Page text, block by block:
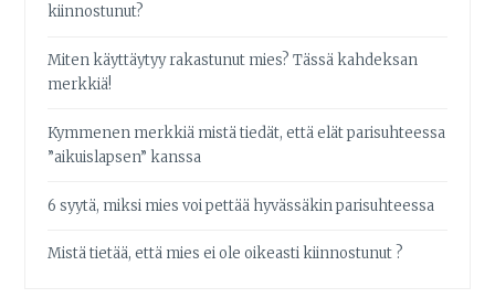
kiinnostunut?
Miten käyttäytyy rakastunut mies? Tässä kahdeksan
merkkiä!
Kymmenen merkkiä mistä tiedät, että elät parisuhteessa
”aikuislapsen” kanssa
6 syytä, miksi mies voi pettää hyvässäkin parisuhteessa
Mistä tietää, että mies ei ole oikeasti kiinnostunut ?